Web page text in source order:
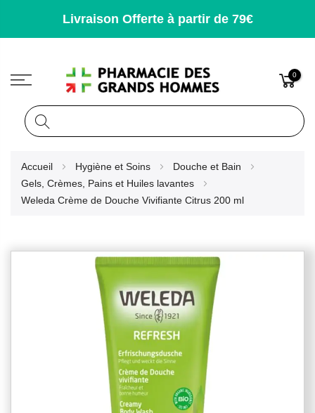
Livraison Offerte à partir de 79€
0
Accueil Hygiène et Soins
Douche et Bain
Gels, Crèmes, Pains et Huiles lavantes
Weleda Crème de Douche Vivifiante Citrus 200 ml